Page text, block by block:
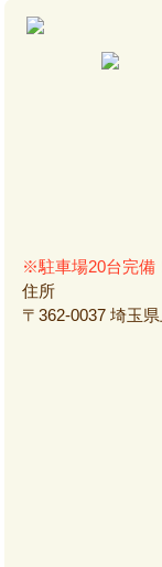
※駐車場20台完備
住所
〒362-0037 埼玉